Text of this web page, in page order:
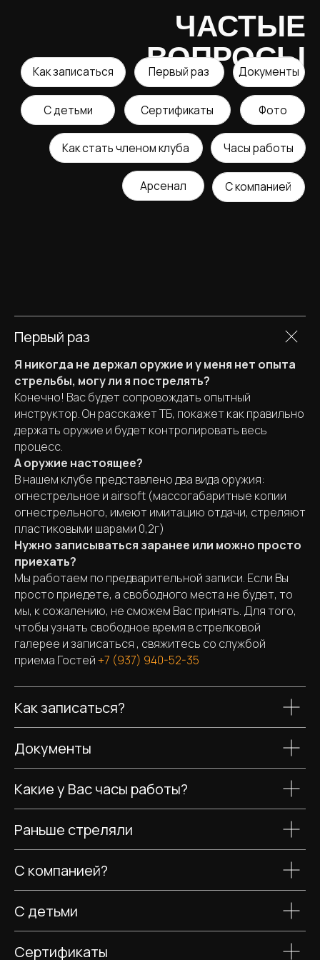
Часы работы
Первый раз
Я никогда не держал оружие и у меня нет опыта
стрельбы, могу ли я пострелять?
Конечно! Вас будет сопровождать опытный
инструктор. Он расскажет ТБ, покажет как правильно
держать оружие и будет контролировать весь
процесс.
А оружие настоящее?
В нашем клубе представлено два вида оружия:
огнестрельное и airsoft (массогабаритные копии
огнестрельного, имеют имитацию отдачи, стреляют
пластиковыми шарами 0,2г)
Нужно записываться заранее или можно просто
приехать?
Мы работаем по предварительной записи. Если Вы
просто приедете, а свободного места не будет, то
мы, к сожалению, не сможем Вас принять. Для того,
чтобы узнать свободное время в стрелковой
галерее и записаться , свяжитесь со службой
приема Гостей+7 (937) 940-52-35
Как записаться?
Документы
Какие у Вас часы работы?
Раньше стреляли
С компанией?
С детьми
Сертификаты
КОНТАКТЫ
АДРЕС
+7 (937) 940 52
35
admin@tirtactik.ru